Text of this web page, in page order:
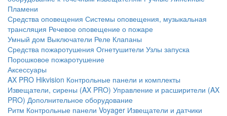
Пламени
Средства оповещения Системы оповещения, музыкальная
трансляция Речевое оповещение о пожаре
Умный дом Выключатели Реле Клапаны
Средства пожаротушения Огнетушители Узлы запуска
Порошковое пожаротушение
Аксессуары
AX PRO Hikvision Контрольные панели и комплекты
Извещатели, сирены (AX PRO) Управление и расширители (AX
PRO) Дополнительное оборудование
Ритм Контрольные панели Voyager Извещатели и датчики